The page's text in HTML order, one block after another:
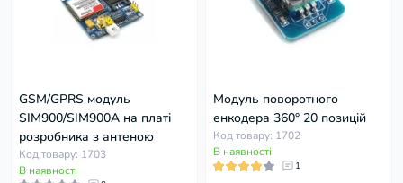
GSM/GPRS модуль
SIM900/SIM900A на платі
розробника з антеною
Код товару: 1703
В наявності
Модуль поворотного
енкодера 360° 20 позицій
Код товару: 1702
В наявності
1